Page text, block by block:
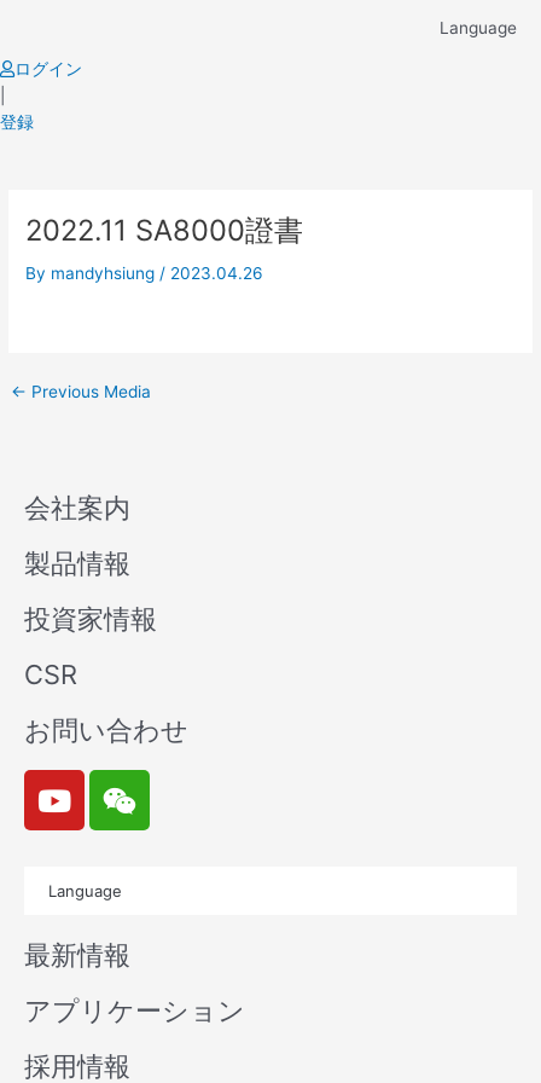
content
Language
ログイン
登録
2022.11 SA8000證書
By mandyhsiung / 2023.04.26
navigation
← Previous Media
会社案内
製品情報
投資家情報
CSR
お問い合わせ
Y
o
u
b
e
W
e
i
n
Language
最新情報
アプリケーション
採用情報